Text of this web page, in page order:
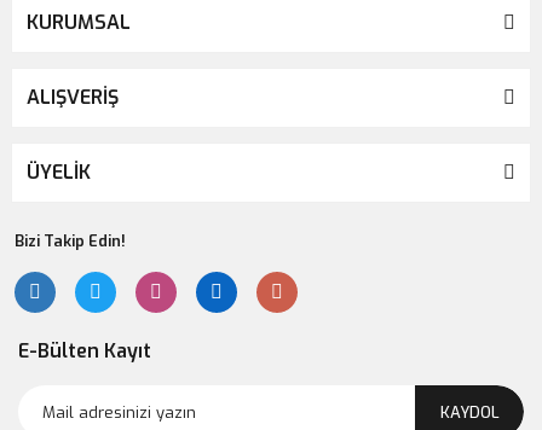
KURUMSAL
ALIŞVERİŞ
ÜYELİK
Bizi Takip Edin!
E-Bülten Kayıt
KAYDOL